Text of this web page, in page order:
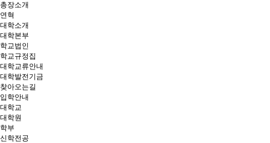
총장소개
연혁
대학소개
대학본부
학교법인
학교규정집
대학교류안내
대학발전기금
찾아오는길
입학안내
대학교
대학원
학부
신학전공